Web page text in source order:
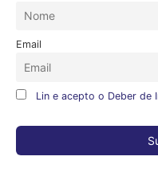
Email
Lin e acepto o Deber de